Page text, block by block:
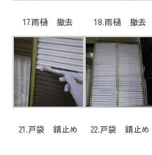
17.雨樋 撤去 18.雨樋 撤去
21.戸袋 錆止め 22.戸袋 錆止め